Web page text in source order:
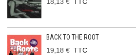
18,13 € TTC
BACK TO THE ROOT
19,18 € TTC